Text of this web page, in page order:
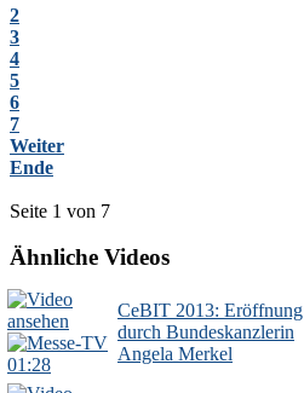
2
3
4
5
6
7
Weiter
Ende
Seite 1 von 7
Ähnliche Videos
01:28
CeBIT 2013: Eröffnung
durch Bundeskanzlerin
Angela Merkel